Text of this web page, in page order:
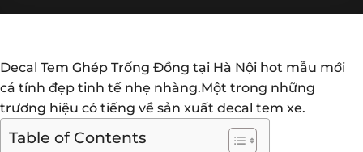
Decal Tem Ghép Trống Đồng tại Hà Nội hot mẫu mới
cá tính đẹp tinh tế nhẹ nhàng.Một trong những
trương hiệu có tiếng về sản xuất decal tem xe.
Table of Contents